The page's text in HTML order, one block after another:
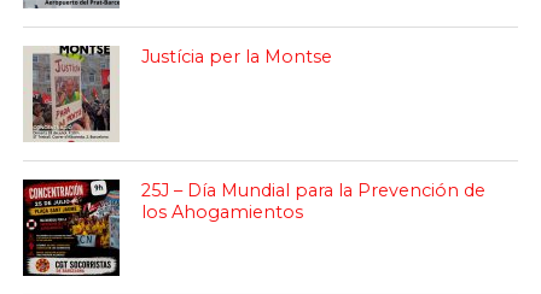
Justícia per la Montse
25J – Día Mundial para la Prevención de
los Ahogamientos